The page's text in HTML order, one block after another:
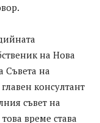
на Нова
Съвета на
консултант
съвет на
време става